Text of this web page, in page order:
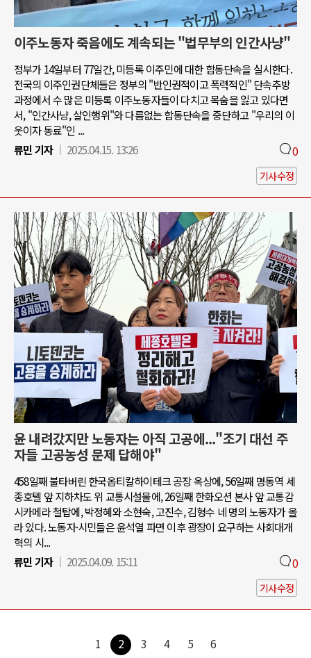
이주노동자 죽음에도 계속되는 "법무부의 인간사냥"
정부가 14일부터 77일간, 미등록 이주민에 대한 합동단속을 실시한다.
전국의 이주인권단체들은 정부의 "반인권적이고 폭력적인" 단속추방
과정에서 수 많은 미등록 이주노동자들이 다치고 목숨을 잃고 있다면
서, "인간사냥, 살인행위"와 다름없는 합동단속을 중단하고 "우리의 이
웃이자 동료"인 ...
류민 기자
2025.04.15. 13:26 0
기사수정
윤 내려갔지만 노동자는 아직 고공에..."조기 대선 주
자들 고공농성 문제 답해야"
458일째 불타버린 한국옵티칼하이테크 공장 옥상에, 56일째 명동역 세
종호텔 앞 지하차도 위 교통시설물에, 26일째 한화오션 본사 앞 교통감
시카메라 철탑에, 박정혜와 소현숙, 고진수, 김형수 네 명의 노동자가 올
라 있다. 노동자·시민들은 윤석열 파면 이후 광장이 요구하는 사회대개
혁의 시...
류민 기자
2025.04.09. 15:11 0
기사수정
1 2 3 4 5 6